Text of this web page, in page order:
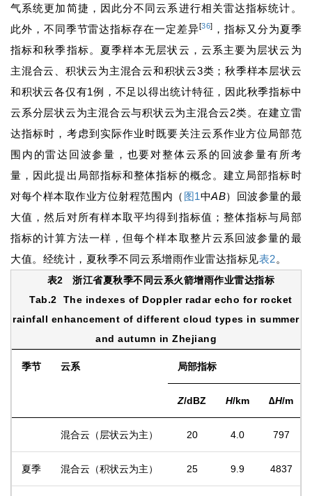
气系统更加简捷，因此分不同云系进行相关雷达指标统计。
此外，不同季节雷达指标存在一定差异[36] ，指标又分为夏季
指标和秋季指标。夏季样本无层状云，云系主要为层状云为
主混合云、积状云为主混合云和积状云3类；秋季样本层状云
和积状云各仅有1例，不足以得出统计特征，因此秋季指标中
云系分层状云为主混合云与积状云为主混合云2类。在建立雷
达指标时，考虑到实际作业时既要关注云系作业方位局部范
围内的雷达回波参量，也要对整体云系的回波参量有所考
量，因此提出局部指标和整体指标的概念。建立局部指标时
对每个样本取作业方位射程范围内（ 图1中AB）回波参量的最
大值，然后对所有样本取平均得到指标值；整体指标与局部
指标的计算方法一样，但每个样本取整片云系回波参量的最
大值。经统计，夏秋季不同云系增雨作业雷达指标见表2。
表2
浙江省夏秋季不同云系火箭增雨作业雷达指标
Tab.2 The indexes of Doppler radar echo for rocket
rainfall enhancement of different cloud types in summer
and autumn in Zhejiang
季节 云系 局部指标
Z/dBZ H/km ∆H/m
混合云（层状云为主） 20 4.0 797
夏季 混合云（积状云为主） 25 9.9 4837